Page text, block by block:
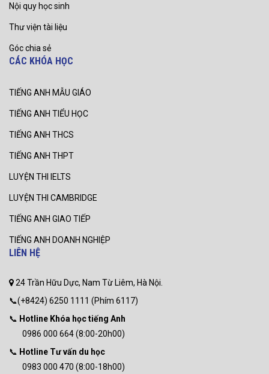
Nội quy học sinh
Thư viện tài liệu
Góc chia sẻ
CÁC KHÓA HỌC
TIẾNG ANH MẪU GIÁO
TIẾNG ANH TIỂU HỌC
TIẾNG ANH THCS
TIẾNG ANH THPT
LUYỆN THI IELTS
LUYỆN THI CAMBRIDGE
TIẾNG ANH GIAO TIẾP
TIẾNG ANH DOANH NGHIỆP
LIÊN HỆ
24 Trần Hữu Dực, Nam Từ Liêm, Hà Nội.
📞(+8424) 6250 1111 (Phím 6117)
📞 Hotline Khóa học tiếng Anh
0986 000 664 (8:00-20h00)
📞 Hotline Tư vấn du học
0983 000 470 (8:00-18h00)